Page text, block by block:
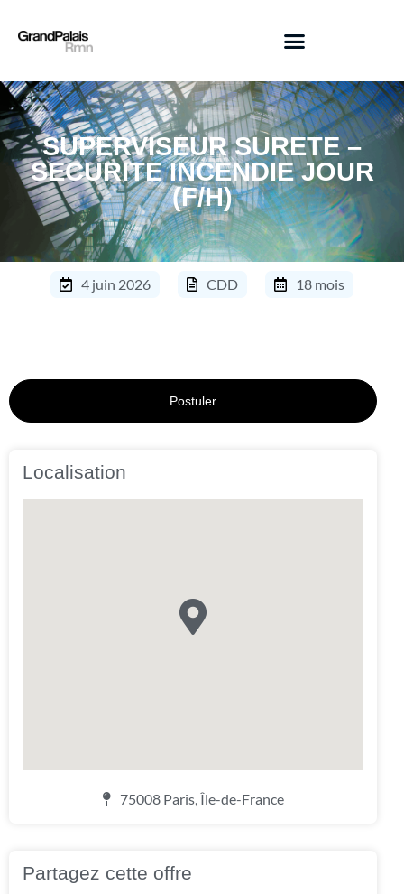
SUPERVISEUR SURETE –
SECURITE INCENDIE JOUR
(F/H)
4 juin 2026 CDD 18 mois
Postuler
Localisation
75008 Paris, Île-de-France
Partagez cette offre